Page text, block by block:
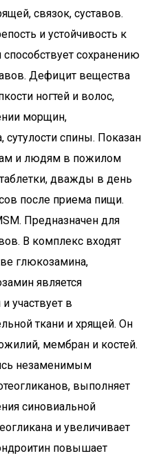
связок, суставов.
и устойчивость к
сохранению
Дефицит вещества
ногтей и волос,
морщин,
спины. Показан
и людям в пожилом
дважды в день
после приема пищи.
Предназначен для
В комплекс входят
глюкозамина,
является
участвует в
ткани и хрящей. Он
мембран и костей.
незаменимым
выполняет
синовиальной
и увеличивает
повышает